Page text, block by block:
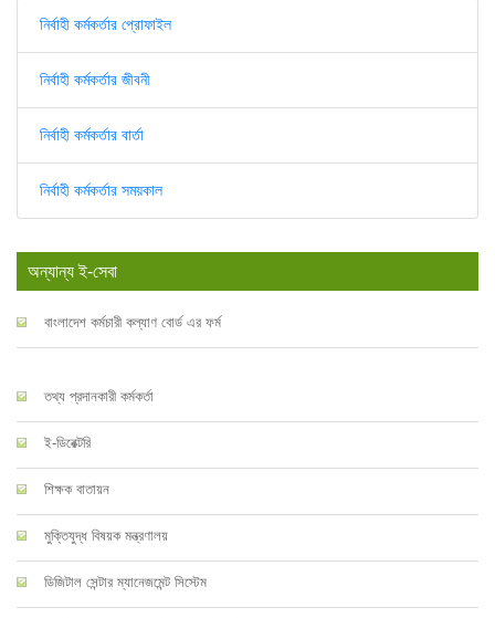
নির্বাহী কর্মকর্তার প্রোফাইল
নির্বাহী কর্মকর্তার জীবনী
নির্বাহী কর্মকর্তার বার্তা
নির্বাহী কর্মকর্তার সময়কাল
অন্যান্য ই-সেবা
বাংলাদেশ কর্মচারী কল্যাণ বোর্ড এর ফর্ম
তথ্য প্রদানকারী কর্মকর্তা
ই-ডিরেক্টরি
শিক্ষক বাতায়ন
মুক্তিযুদ্ধ বিষয়ক মন্ত্রণালয়
ডিজিটাল সেন্টার ম্যানেজমেন্ট সিস্টেম